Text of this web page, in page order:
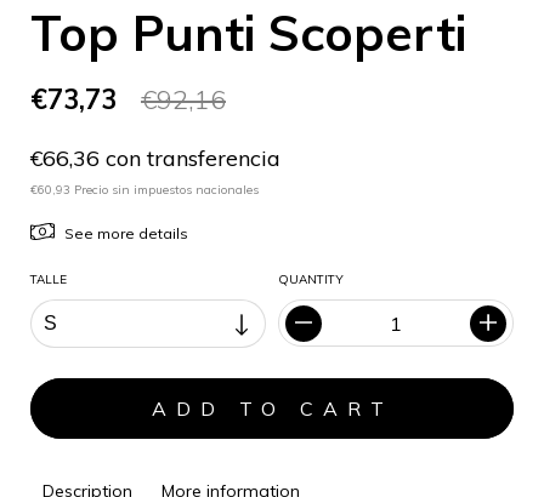
Top Punti Scoperti
€73,73 €92,16
€66,36 con transferencia
€60,93 Precio sin impuestos nacionales
See more details
TALLE QUANTITY
Description More information